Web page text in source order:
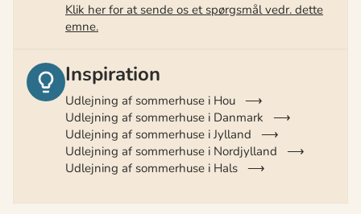
Klik her for at sende os et spørgsmål vedr. dette
emne.
Inspiration
Udlejning af sommerhuse i Hou
Udlejning af sommerhuse i Danmark
Udlejning af sommerhuse i Jylland
Udlejning af sommerhuse i Nordjylland
Udlejning af sommerhuse i Hals